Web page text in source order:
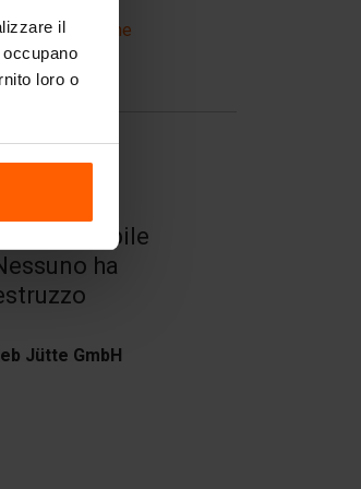
il
loro o
e ottimi